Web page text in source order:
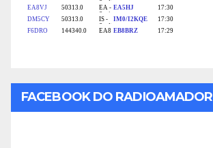
FACEBOOK DO RADIOAMADOR